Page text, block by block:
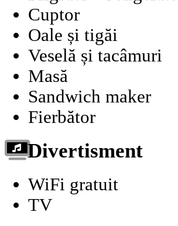
Cuptor
Oale și tigăi
Veselă și tacâmuri
Masă
Sandwich maker
Fierbător
Divertisment
WiFi gratuit
TV